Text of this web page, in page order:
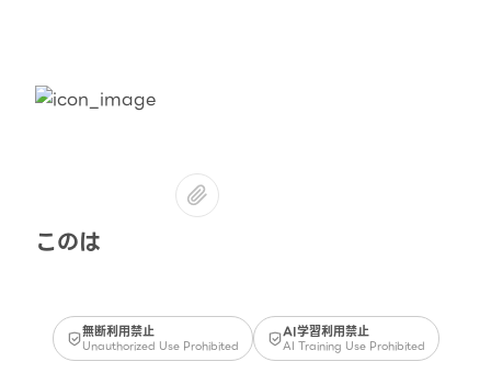
このは
無断利用禁止
Unauthorized Use Prohibited
AI学習利用禁止
AI Training Use Prohibited